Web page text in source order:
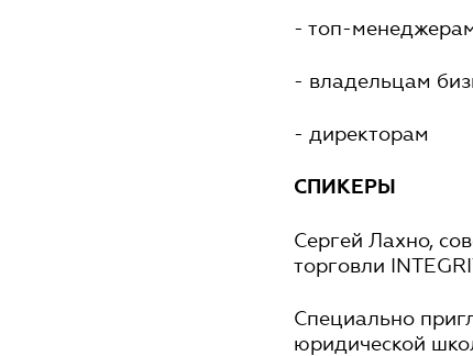
- топ-
- владельцам
- директорам
СПИКЕРЫ
Сергей Лахно,
торговли
Специально
юридической